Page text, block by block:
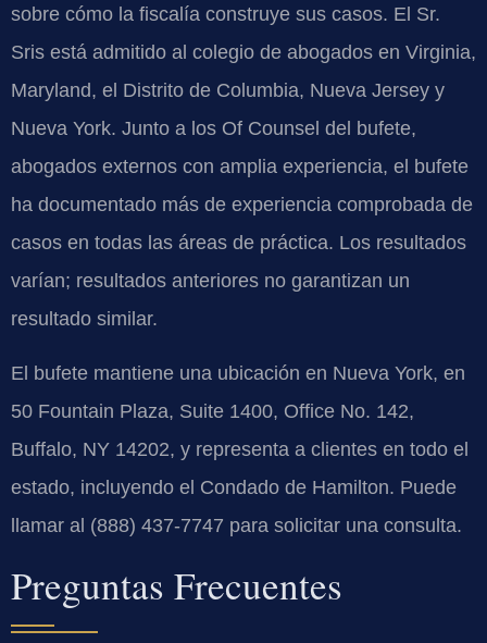
sobre cómo la fiscalía construye sus casos. El Sr.
Sris está admitido al colegio de abogados en Virginia,
Maryland, el Distrito de Columbia, Nueva Jersey y
Nueva York. Junto a los Of Counsel del bufete,
abogados externos con amplia experiencia, el bufete
ha documentado más de experiencia comprobada de
casos en todas las áreas de práctica. Los resultados
varían; resultados anteriores no garantizan un
resultado similar.
El bufete mantiene una ubicación en Nueva York, en
50 Fountain Plaza, Suite 1400, Office No. 142,
Buffalo, NY 14202, y representa a clientes en todo el
estado, incluyendo el Condado de Hamilton. Puede
llamar al (888) 437-7747 para solicitar una consulta.
Preguntas Frecuentes